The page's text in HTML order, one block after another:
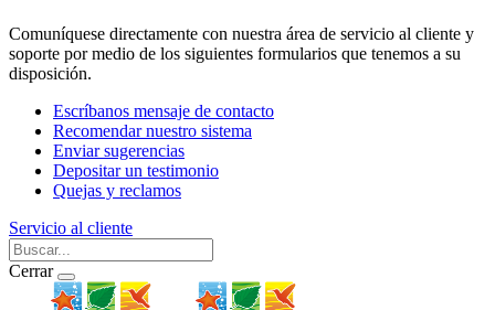
Comuníquese directamente con nuestra área de servicio al cliente y
soporte por medio de los siguientes formularios que tenemos a su
disposición.
Escríbanos mensaje de contacto
Recomendar nuestro sistema
Enviar sugerencias
Depositar un testimonio
Quejas y reclamos
Servicio al cliente
Cerrar